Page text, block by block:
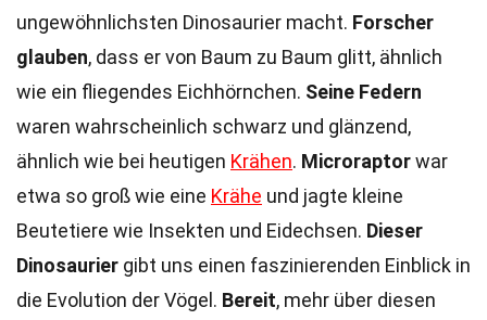
ungewöhnlichsten Dinosaurier macht. Forscher
glauben, dass er von Baum zu Baum glitt, ähnlich
wie ein fliegendes Eichhörnchen. Seine Federn
waren wahrscheinlich schwarz und glänzend,
ähnlich wie bei heutigen Krähen. Microraptorwar
etwa so groß wie eine Krähe und jagte kleine
Beutetiere wie Insekten und Eidechsen. Dieser
Dinosaurier gibt uns einen faszinierenden Einblick in
die Evolution der Vögel. Bereit, mehr über diesen